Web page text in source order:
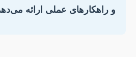
و راهکارهای عملی ارائه